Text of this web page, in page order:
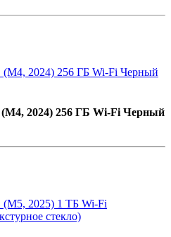
2024) 256 ГБ Wi-Fi Черный